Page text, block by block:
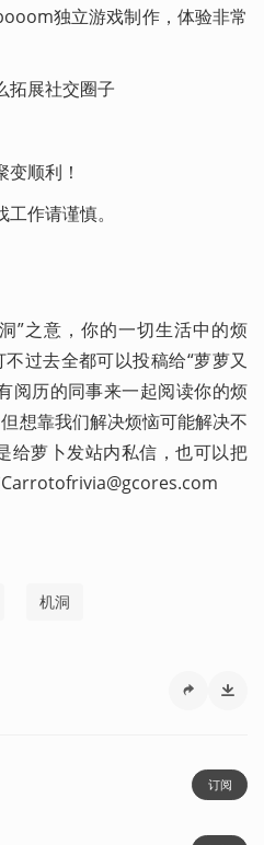
独立游戏制作，体验非常
拓展社交圈子
顺利！
作请谨慎。
”之意，你的一切生活中的烦
过去全都可以投稿给“萝萝又
阅历的同事来一起阅读你的烦
想靠我们解决烦恼可能解决不
给萝卜发站内私信，也可以把
Carrotofrivia@gcores.com
机洞
订阅